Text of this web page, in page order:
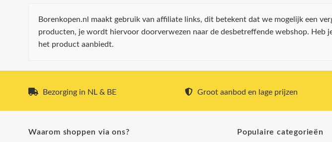
Borenkopen.nl maakt gebruik van affiliate links, dit betekent dat we mogelijk een
producten, je wordt hiervoor doorverwezen naar de desbetreffende webshop.
het product aanbiedt.
Bezorging in NL & BE Groot aanbod en lage prijzen
Waarom shoppen via ons? Populaire categorieën